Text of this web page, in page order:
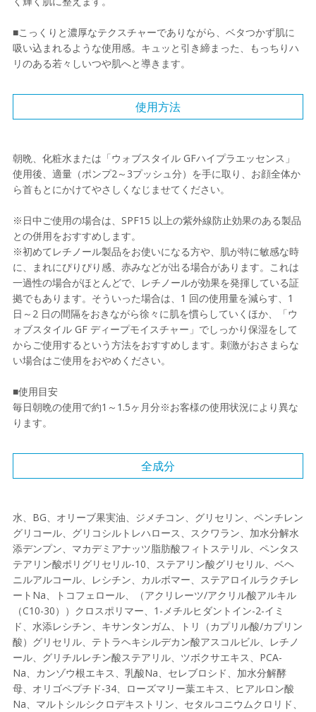
■こっくりと濃厚なテクスチャーでありながら、ベタつかず肌に
吸い込まれるような使用感。キュッと引き締まった、もっちりハ
リのある若々しいつや肌へと導きます。
使用方法
朝晩、化粧水または「ウォブスタイル GFハイプラエッセンス」
使用後、適量（ポンプ2～3プッシュ分）を手に取り、お顔全体か
ら首もとにかけてやさしくなじませてください。
※日中ご使用の場合は、SPF15 以上の紫外線防止効果のある製品
との併用をおすすめします。
※初めてレチノール製品をお使いになる方や、肌が特に敏感な時
に、まれにぴりぴり感、赤みなどが出る場合があります。これは
一過性の場合がほとんどで、レチノールが効果を発揮している証
拠でもあります。そういった場合は、1 回の使用量を減らす、1
日～2 日の間隔をおきながら徐々に肌を慣らしていくほか、「ウ
ォブスタイル GF ディープモイスチャー」でしっかり保湿をして
からご使用するという方法をおすすめします。刺激がおさまらな
い場合はご使用をおやめください。
■使用目安
毎日朝晩の使用で約1～1.5ヶ月分※お客様の使用状況により異な
ります。
全成分
水、BG、オリーブ果実油、ジメチコン、グリセリン、ペンチレン
グリコール、グリコシルトレハロース、スクワラン、加水分解水
添デンプン、マカデミアナッツ脂肪酸フィトステリル、ペンタス
テアリン酸ポリグリセリル-10、ステアリン酸グリセリル、ベヘ
ニルアルコール、レシチン、カルボマー、ステアロイルラクチレ
ートNa、トコフェロール、（アクリレーツ/アクリル酸アルキル
（C10-30））クロスポリマー、1-メチルヒダントイン-2-イミ
ド、水添レシチン、キサンタンガム、トリ（カプリル酸/カプリン
酸）グリセリル、テトラヘキシルデカン酸アスコルビル、レチノ
ール、グリチルレチン酸ステアリル、ツボクサエキス、PCA-
Na、カンゾウ根エキス、乳酸Na、セレブロシド、加水分解酵
母、オリゴペプチド-34、ローズマリー葉エキス、ヒアルロン酸
Na、マルトシルシクロデキストリン、セタルコニウムクロリド、